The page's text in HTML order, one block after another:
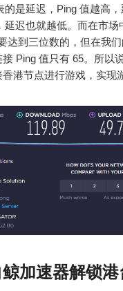
的是延迟，Ping 值越高
延迟也就越低。而在市场
达到三位数的，但在我
Ping 值只有 65。所以
港节点进行游戏，实现
加速器解锁